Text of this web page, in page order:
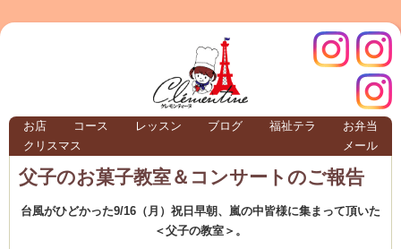
クレモンティーヌ – 新百合ヶ丘の料理教
お店 コース レッスン ブログ 福祉テラ
お弁当
クリスマス
メール
インス
クレモ
父子のお菓子教室＆コンサートのご報告
台風がひどかった9/16（月）祝日早朝、嵐の中皆様に集まって頂いた
＜父子の教室＞。